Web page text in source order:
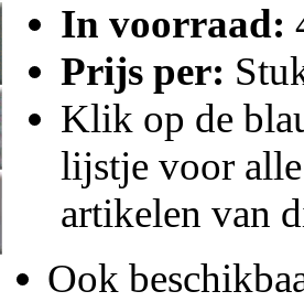
In voorraad:
Prijs per:
Klik op de
lijstje voor
artikelen van
Ook